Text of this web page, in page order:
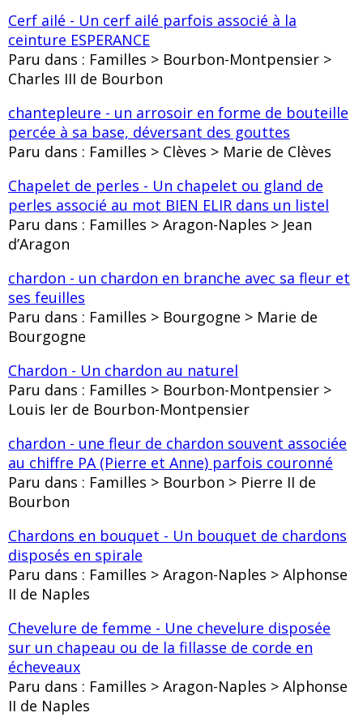
Cerf ailé - Un cerf ailé parfois associé à la
ceinture ESPERANCE
Paru dans : Familles > Bourbon-Montpensier >
Charles III de Bourbon
chantepleure - un arrosoir en forme de bouteille
percée à sa base, déversant des gouttes
Paru dans : Familles > Clèves > Marie de Clèves
Chapelet de perles - Un chapelet ou gland de
perles associé au mot BIEN ELIR dans un listel
Paru dans : Familles > Aragon-Naples > Jean
d’Aragon
chardon - un chardon en branche avec sa fleur et
ses feuilles
Paru dans : Familles > Bourgogne > Marie de
Bourgogne
Chardon - Un chardon au naturel
Paru dans : Familles > Bourbon-Montpensier >
Louis Ier de Bourbon-Montpensier
chardon - une fleur de chardon souvent associée
au chiffre PA (Pierre et Anne) parfois couronné
Paru dans : Familles > Bourbon > Pierre II de
Bourbon
Chardons en bouquet - Un bouquet de chardons
disposés en spirale
Paru dans : Familles > Aragon-Naples > Alphonse
II de Naples
Chevelure de femme - Une chevelure disposée
sur un chapeau ou de la fillasse de corde en
écheveaux
Paru dans : Familles > Aragon-Naples > Alphonse
II de Naples